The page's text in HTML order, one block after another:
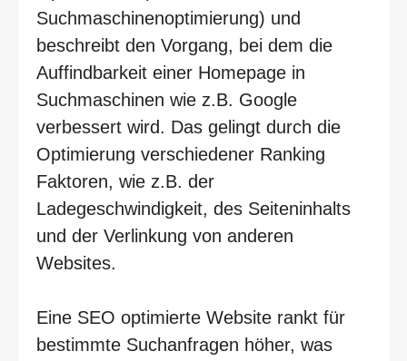
Suchmaschinenoptimierung) und
beschreibt den Vorgang, bei dem die
Auffindbarkeit einer Homepage in
Suchmaschinen wie z.B. Google
verbessert wird. Das gelingt durch die
Optimierung verschiedener Ranking
Faktoren, wie z.B. der
Ladegeschwindigkeit, des Seiteninhalts
und der Verlinkung von anderen
Websites.
Eine SEO optimierte Website rankt für
bestimmte Suchanfragen höher, was